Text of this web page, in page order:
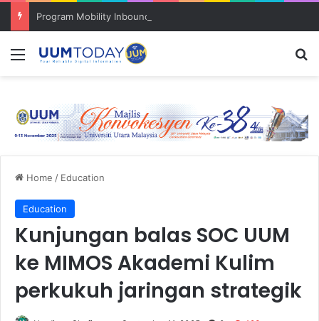
Menu
Home / Education
Education
Kunjungan balas SOC UUM
ke MIMOS Akademi Kulim
perkukuh jaringan strategik